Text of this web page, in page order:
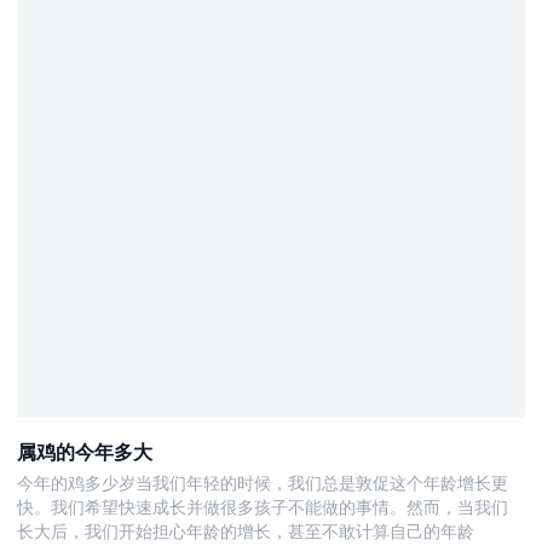
属鸡的今年多大
今年的鸡多少岁当我们年轻的时候，我们总是敦促这个年龄增长更
快。我们希望快速成长并做很多孩子不能做的事情。然而，当我们
长大后，我们开始担心年龄的增长，甚至不敢计算自己的年龄